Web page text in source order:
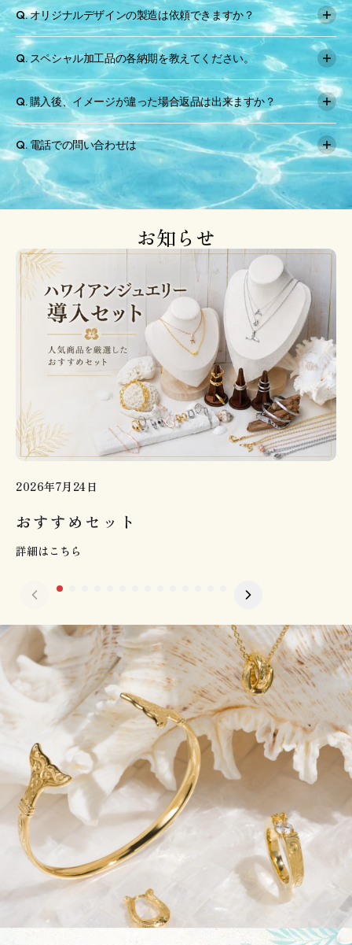
ご注文時にお選びいただけます。
同時にご注文されてあとから発送される商品に関しましては弊社
で選択させていただいております。
Q. オリジナルデザインの製造は依頼できますか？
A. 製作可能です。（最低注文ロット100個～200個）
Q. スペシャル加工品の各納期を教えてください。
A. メッキ加工：1週間程度
レーザー刻印：基本即日
レイヤード加工：要確認
漆塗り：要確認
Q. 購入後、イメージが違った場合返品は出来ますか？
A. 基本的に不良品以外の返品は受け付けておりません。
Q. 電話での問い合わせは
03-6421-5902
【営業時間】
平日: 10時～17時（13時～14時は昼休憩）
お知らせ
2026年7月24日
おすすめセット
詳細はこちら